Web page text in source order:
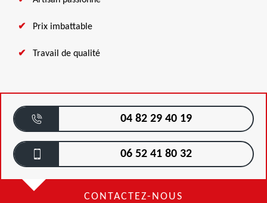
Prix imbattable
Travail de qualité
04 82 29 40 19
06 52 41 80 32
CONTACTEZ-NOUS